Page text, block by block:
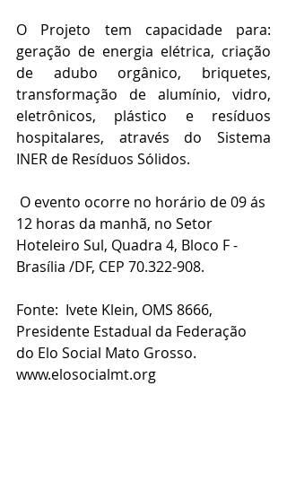
O Projeto tem capacidade para:
geração de energia elétrica, criação
de adubo orgânico, briquetes,
transformação de alumínio, vidro,
eletrônicos, plástico e resíduos
hospitalares, através do Sistema
INER de Resíduos Sólidos.
12 horas da manhã, no Setor
Hoteleiro Sul, Quadra 4, Bloco F -
Brasília /DF, CEP 70.322-908.
Fonte:  Ivete Klein, OMS 8666,
Presidente Estadual da Federação
do Elo Social Mato Grosso.
www.elosocialmt.org